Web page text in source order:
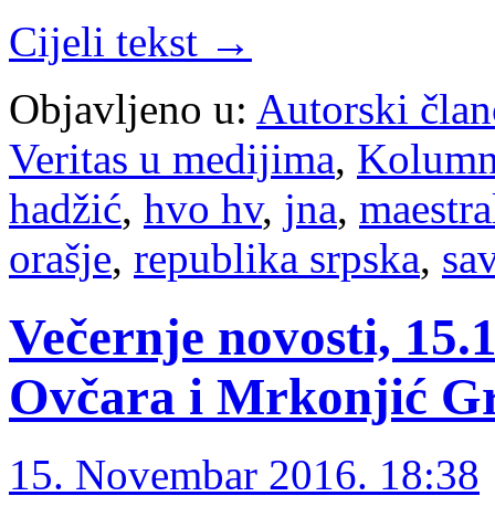
Cijeli tekst →
Objavljeno u: Autorski
Veritas u medijima,
hadžić, hvo hv, jna,
orašje, republika srpska,
Večernje novosti,
Ovčara i Mrkonjić
15. Novembar 2016. 18:38